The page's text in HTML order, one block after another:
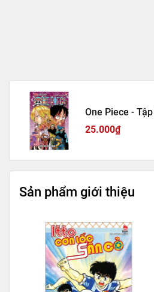
One Piece -
25.000₫
Sản phẩm giới thiệu